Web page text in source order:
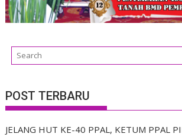
POST TERBARU
JELANG HUT KE-40 PPAL, KETUM PPAL